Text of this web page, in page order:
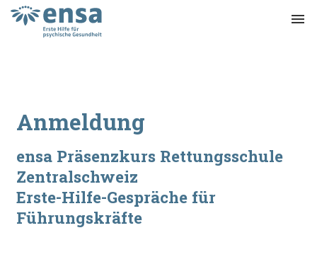
menu
Anmeldung
ensa Präsenzkurs Rettungsschule
Zentralschweiz
Erste-Hilfe-Gespräche für
Führungskräfte